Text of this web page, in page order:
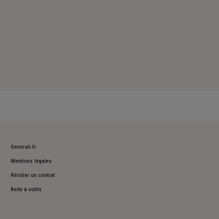
Generali.fr
Mentions légales
Résilier un contrat
Boite à outils